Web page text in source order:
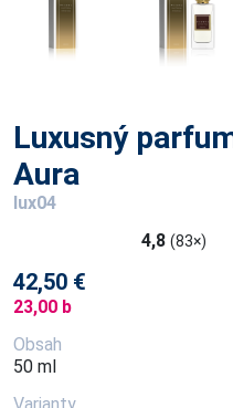
Luxusný
Aura
lux04
4,8 (83×)
42,50 €
23,00 b
Obsah
50 ml